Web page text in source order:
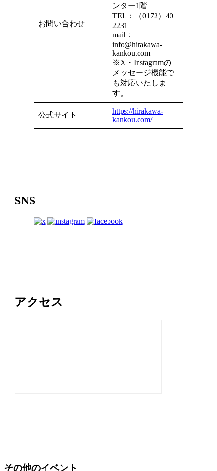
お問い合わせ
ンター1階
TEL：（0172）40-
2231
mail：
info@hirakawa-
kankou.com
※X・Instagramの
メッセージ機能で
も対応いたしま
す。
公式サイト
https://hirakawa-
kankou.com/
SNS
アクセス
その他のイベント